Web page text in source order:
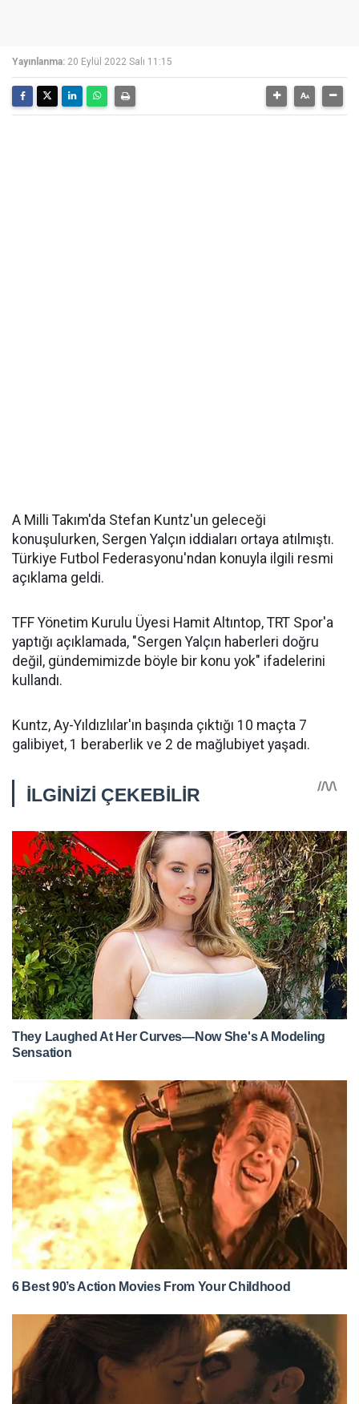
Yayınlanma: 20 Eylül 2022 Salı 11:15
A Milli Takım'da Stefan Kuntz'un geleceği
konuşulurken, Sergen Yalçın iddiaları ortaya atılmıştı.
Türkiye Futbol Federasyonu'ndan konuyla ilgili resmi
açıklama geldi.
TFF Yönetim Kurulu Üyesi Hamit Altıntop, TRT Spor'a
yaptığı açıklamada, "Sergen Yalçın haberleri doğru
değil, gündemimizde böyle bir konu yok" ifadelerini
kullandı.
Kuntz, Ay-Yıldızlılar'ın başında çıktığı 10 maçta 7
galibiyet, 1 beraberlik ve 2 de mağlubiyet yaşadı.